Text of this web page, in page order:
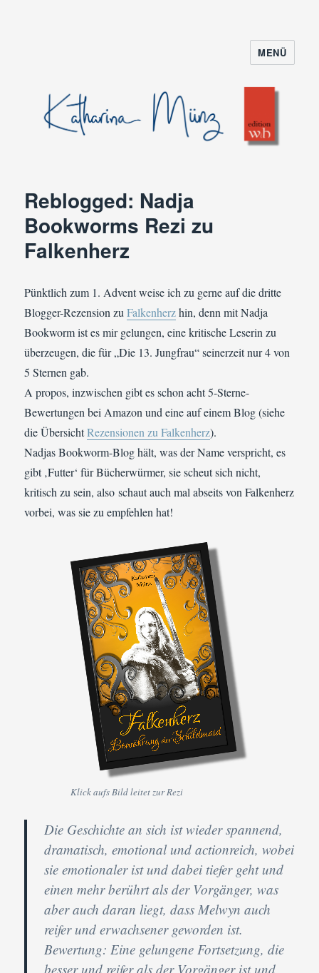
MENÜ
Reblogged: Nadja
Bookworms Rezi zu
Falkenherz
Pünktlich zum 1. Advent weise ich zu gerne auf die dritte
Blogger-Rezension zuFalkenherzhin, denn mit Nadja
Bookworm ist es mir gelungen, eine kritische Leserin zu
überzeugen, die für „Die 13. Jungfrau“ seinerzeit nur 4 von
5 Sternen gab.
A propos, inzwischen gibt es schon acht 5-Sterne-
Bewertungen bei Amazon und eine auf einem Blog (siehe
die ÜbersichtRezensionen zu Falkenherz).
Nadjas Bookworm-Blog hält, was der Name verspricht, es
gibt ‚Futter‘ für Bücherwürmer, sie scheut sich nicht,
kritisch zu sein, also schaut auch mal abseits von Falkenherz
vorbei, was sie zu empfehlen hat!
Klick aufs Bild leitet zur Rezi
Die Geschichte an sich ist wieder spannend,
dramatisch, emotional und actionreich, wobei
sie emotionaler ist und dabei tiefer geht und
einen mehr berührt als der Vorgänger, was
aber auch daran liegt, dass Melwyn auch
reifer und erwachsener geworden ist.
Bewertung:Eine gelungene Fortsetzung, die
besser und reifer als der Vorgänger ist und